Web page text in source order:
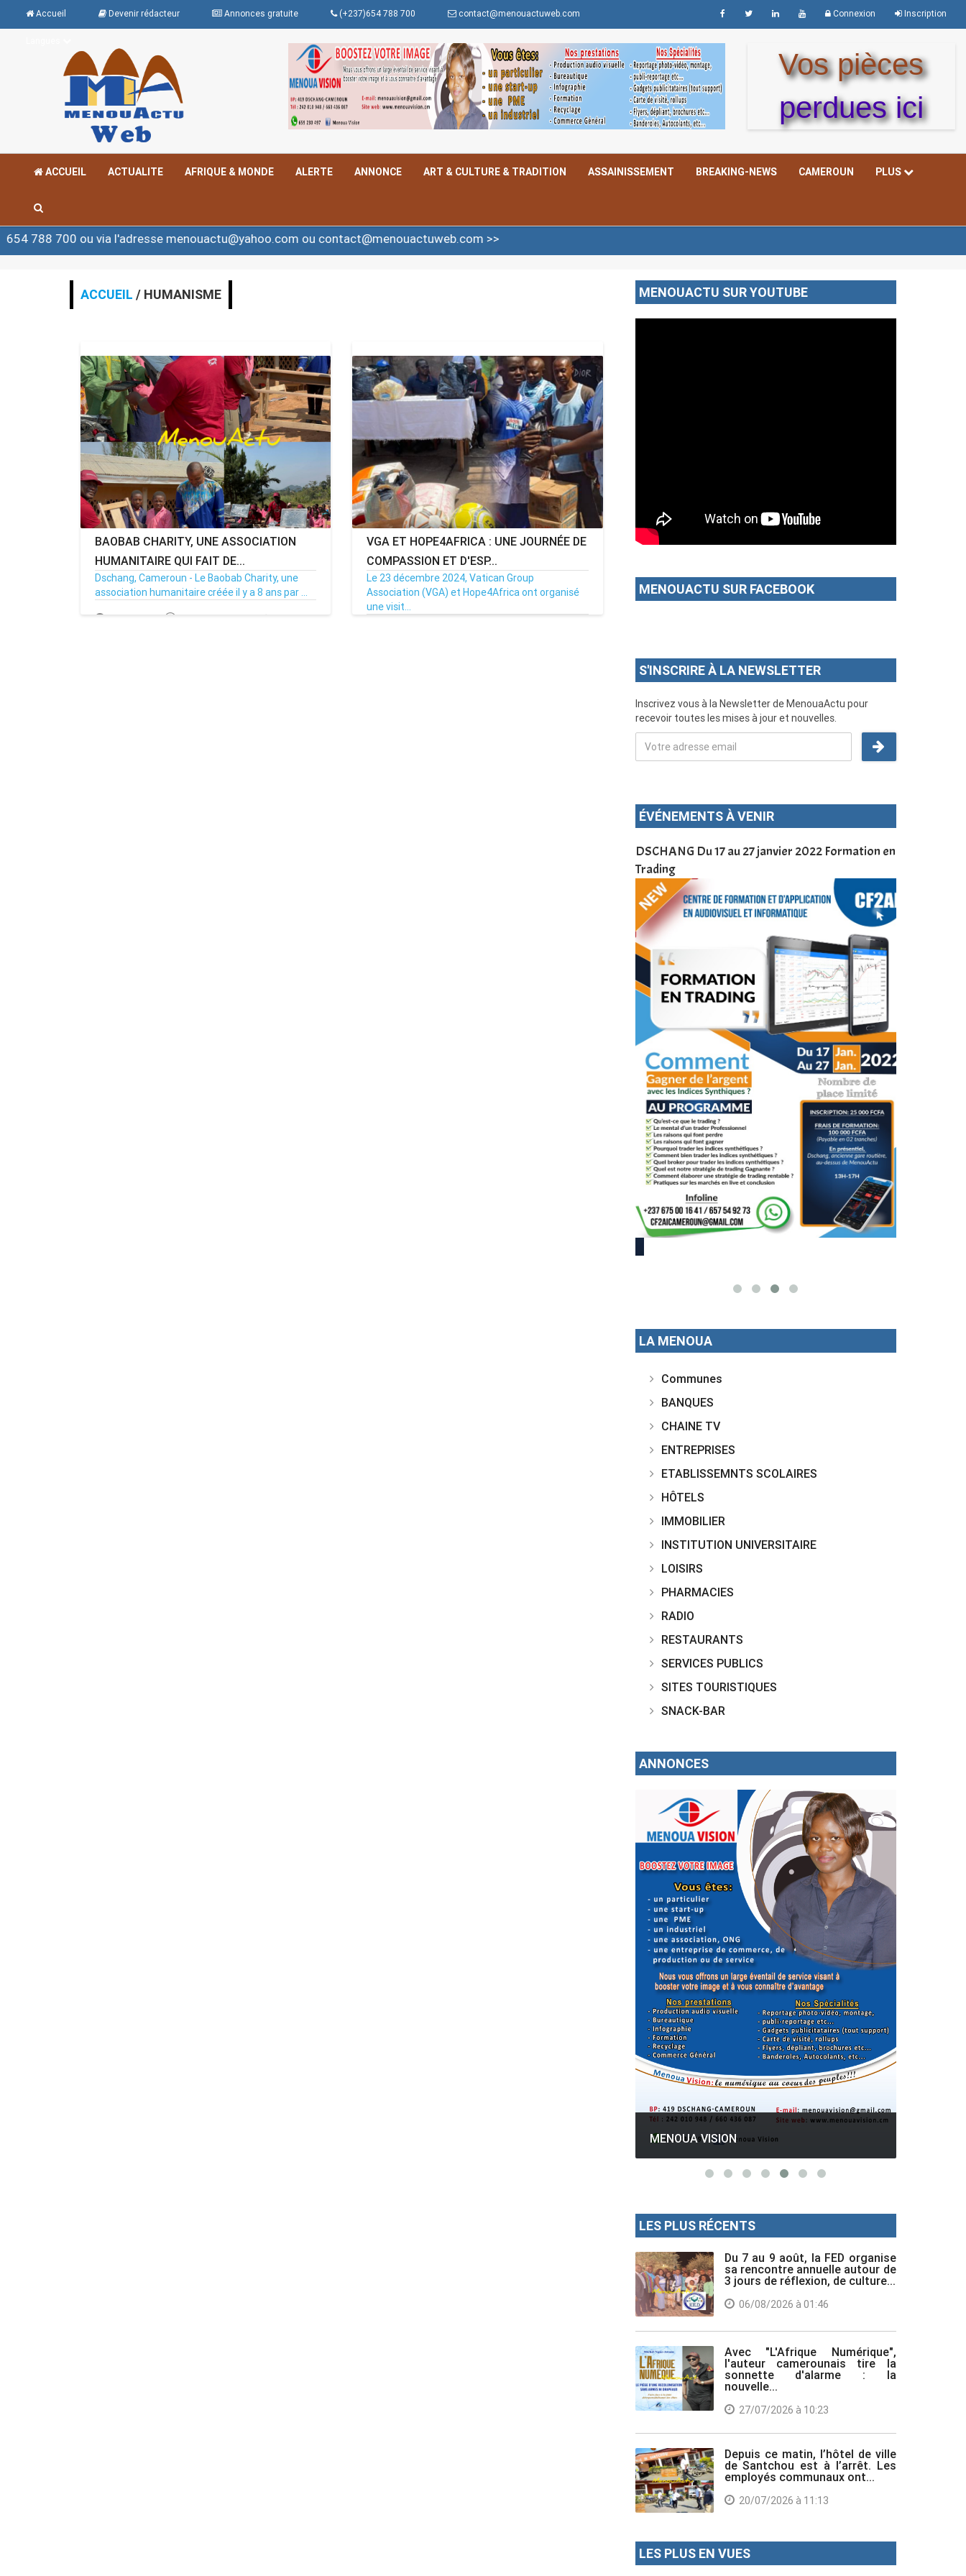
Accueil Devenir rédacteur Annonces gratuite (+237)654 788 700 contact@menouactuweb.com Connexion Inscription
Vos pièces
perdues ici
ACCUEIL ACTUALITE AFRIQUE & MONDE ALERTE ANNONCE ART & CULTURE & TRADITION ASSAINISSEMENT BREAKING-NEWS CAMEROUN PLUS
ou via l'adresse menouactu@yahoo.com ou contact@menouactuweb.com >>
ACCUEIL / HUMANISME
BAOBAB CHARITY, UNE ASSOCIATION
HUMANITAIRE QUI FAIT DE...
Dschang, Cameroun - Le Baobab Charity, une
association humanitaire créée il y a 8 ans par ...
21/12/25 Par MenouActu 0
VGA ET HOPE4AFRICA : UNE JOURNÉE DE
COMPASSION ET D'ESP...
Le 23 décembre 2024, Vatican Group
Association (VGA) et Hope4Africa ont organisé
une visit...
MENOUACTU SUR YOUTUBE
MENOUACTU SUR FACEBOOK
S'INSCRIRE À LA NEWSLETTER
Inscrivez vous à la Newsletter de MenouaActu pour
recevoir toutes les mises à jour et nouvelles.
ÉVÉNEMENTS À VENIR
DSCHANG Du 17 au 27 janvier 2022 Formation en
Trading
Cameroun
LA MENOUA
Communes
BANQUES
CHAINE TV
ENTREPRISES
ETABLISSEMNTS SCOLAIRES
HÔTELS
IMMOBILIER
INSTITUTION UNIVERSITAIRE
LOISIRS
PHARMACIES
RADIO
RESTAURANTS
SERVICES PUBLICS
SITES TOURISTIQUES
SNACK-BAR
ANNONCES
MENOUA VISION
GESPROS formation : La rentrée
académique ce 10 Octobre 2022.
LES PLUS RÉCENTS
Du 7 au 9 août, la FED organise
sa rencontre annuelle autour de
3 jours de réflexion, de culture...
06/08/2026 à 01:46
Avec "L'Afrique Numérique",
l'auteur camerounais tire la
sonnette d'alarme : la
nouvelle...
27/07/2026 à 10:23
Depuis ce matin, l’hôtel de ville
de Santchou est à l’arrêt. Les
employés communaux ont...
20/07/2026 à 11:13
LES PLUS EN VUES